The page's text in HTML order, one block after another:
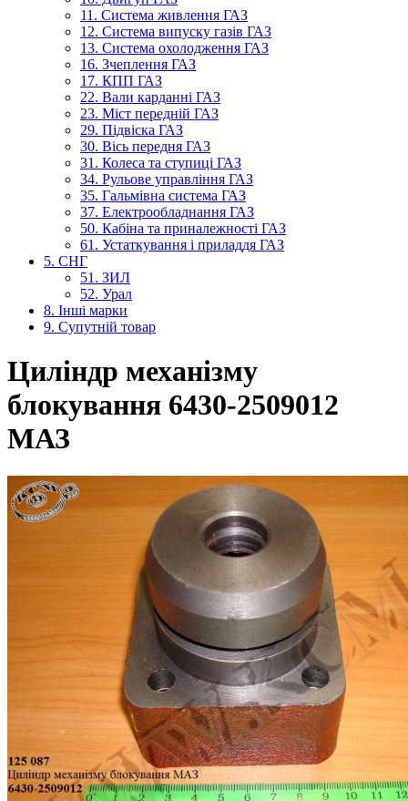
11. Система живлення ГАЗ
12. Система випуску газів ГАЗ
13. Система охолодження ГАЗ
16. Зчеплення ГАЗ
17. КПП ГАЗ
22. Вали карданні ГАЗ
23. Міст передній ГАЗ
29. Підвіска ГАЗ
30. Вісь передня ГАЗ
31. Колеса та ступиці ГАЗ
34. Рульове управління ГАЗ
35. Гальмівна система ГАЗ
37. Електрообладнання ГАЗ
50. Кабіна та приналежності ГАЗ
61. Устаткування і приладдя ГАЗ
5. СНГ
51. ЗИЛ
52. Урал
8. Інші марки
9. Супутній товар
Циліндр механізму
блокування 6430-2509012
МАЗ